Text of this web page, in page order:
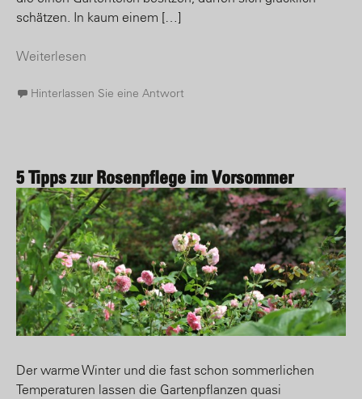
schätzen. In kaum einem […]
Weiterlesen
Hinterlassen Sie eine Antwort
5 Tipps zur Rosenpflege im Vorsommer
Der warme Winter und die fast schon sommerlichen
Temperaturen lassen die Gartenpflanzen quasi